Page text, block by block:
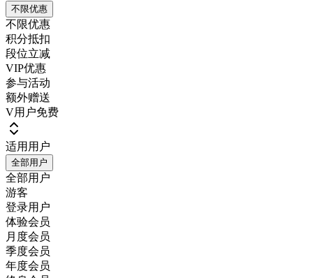
不限优惠
不限优惠
积分抵扣
段位立减
VIP优惠
参与活动
额外赠送
V用户免费
适用用户
全部用户
全部用户
游客
登录用户
体验会员
月度会员
季度会员
年度会员